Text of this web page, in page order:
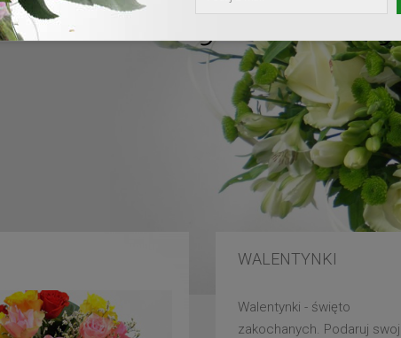
WALENTYNKI
Walentynki - święto
zakochanych. Podaruj